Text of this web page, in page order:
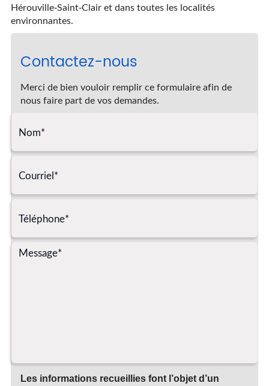
Hérouville-Saint-Clair et dans toutes les localités
environnantes.
Contactez-nous
Merci de bien vouloir remplir ce formulaire afin de
nous faire part de vos demandes.
Les informations recueillies font l’objet d’un